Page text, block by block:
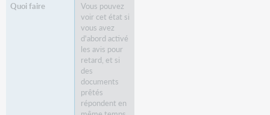
Vous pouvez
voir cet état si
vous avez
d'abord activé
les avis pour
retard, et si
des
documents
prêtés
répondent en